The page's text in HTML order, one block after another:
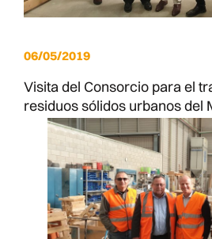
06/05/2019
Visita del Consorcio para el
residuos sólidos urbanos del